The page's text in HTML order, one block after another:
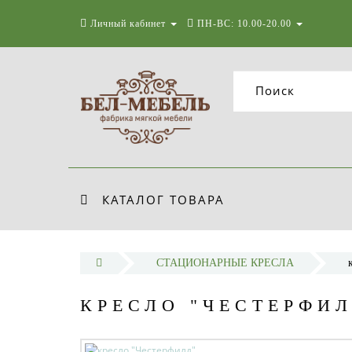
Личный кабинет ПН-ВС: 10.00-20.00
КАТАЛОГ ТОВАРА
СТАЦИОНАРНЫЕ КРЕСЛА
КРЕСЛО